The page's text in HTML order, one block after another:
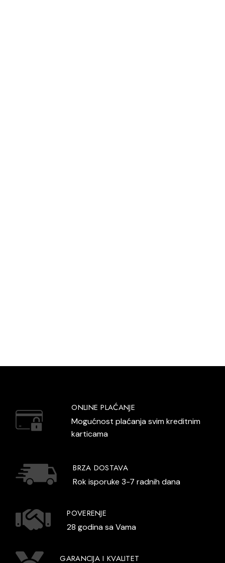
ONLINE PLAĆANJE
Mogućnost plaćanja svim kreditnim
karticama
BRZA DOSTAVA
Rok isporuke 3-7 radnih dana
POVERENJE
28 godina sa Vama
GARANCIJA I KVALITET